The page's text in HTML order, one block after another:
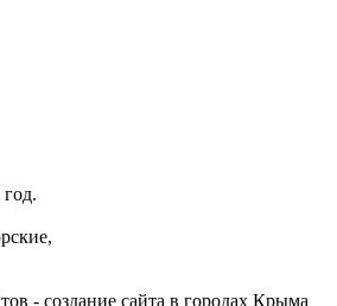
- создание сайта в городах Крыма